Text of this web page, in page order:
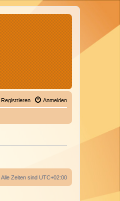
Anmelden
Registrieren
Alle Zeiten sind UTC+02:00